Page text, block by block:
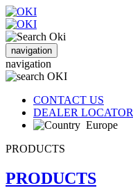
navigation
navigation
CONTACT US
DEALER LOCATOR
Europe
PRODUCTS
PRODUCTS